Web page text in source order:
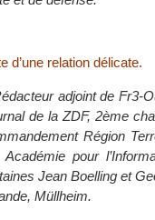
d’une relation délicate.
adjoint de Fr3-
de la ZDF, 2ème
Région
pour
Jean Boelling et
Müllheim.